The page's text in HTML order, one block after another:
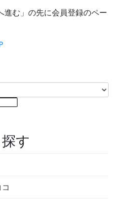
進む」の先に会員登録のペー
す